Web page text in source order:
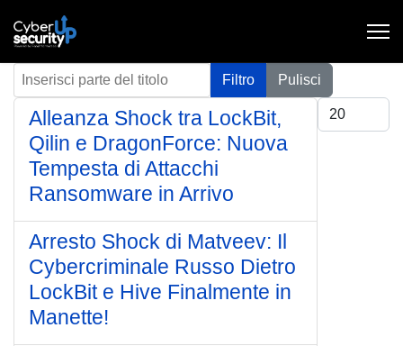
Inserisci parte del titolo Filtro
Pulisci
Visualizza #
Alleanza Shock tra LockBit,
Qilin e DragonForce: Nuova
Tempesta di Attacchi
Ransomware in Arrivo
Arresto Shock di Matveev: Il
Cybercriminale Russo Dietro
LockBit e Hive Finalmente in
Manette!